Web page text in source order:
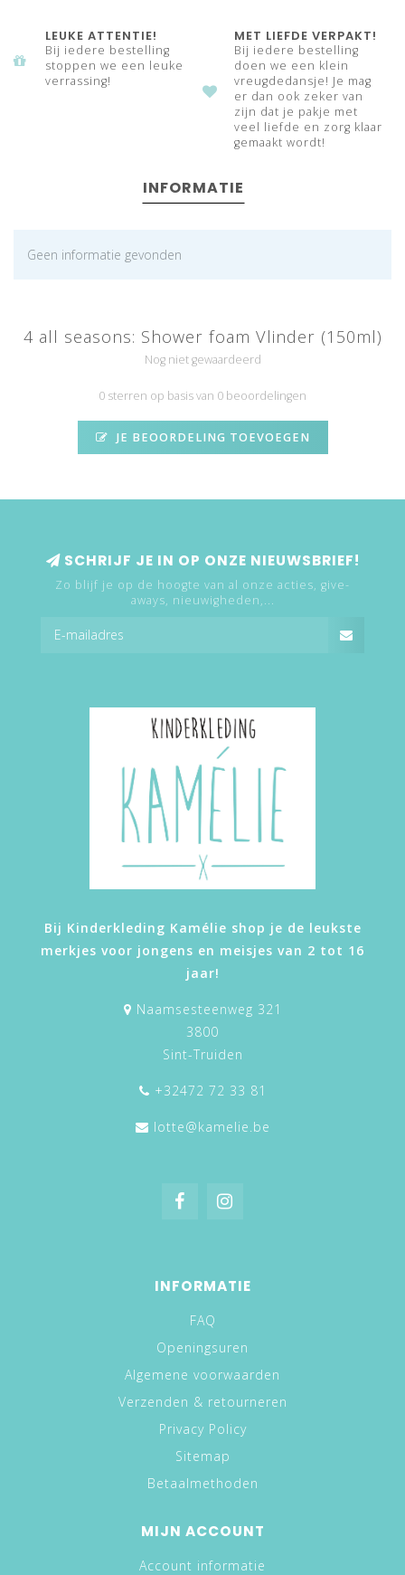
LEUKE ATTENTIE!
Bij iedere bestelling
stoppen we een leuke
verrassing!
MET LIEFDE VERPAKT!
Bij iedere bestelling
doen we een klein
vreugdedansje! Je mag
er dan ook zeker van
zijn dat je pakje met
veel liefde en zorg klaar
gemaakt wordt!
INFORMATIE
Geen informatie gevonden
4 all seasons: Shower foam Vlinder (150ml)
Nog niet gewaardeerd
0 sterren op basis van 0 beoordelingen
JE BEOORDELING TOEVOEGEN
SCHRIJF JE IN OP ONZE NIEUWSBRIEF!
Zo blijf je op de hoogte van al onze acties, give-
aways, nieuwigheden,...
Bij Kinderkleding Kamélie shop je de leukste
merkjes voor jongens en meisjes van 2 tot 16
jaar!
Naamsesteenweg 321
3800
Sint-Truiden
+32472 72 33 81
lotte@kamelie.be
INFORMATIE
FAQ
Openingsuren
Algemene voorwaarden
Verzenden & retourneren
Privacy Policy
Sitemap
Betaalmethoden
MIJN ACCOUNT
Account informatie